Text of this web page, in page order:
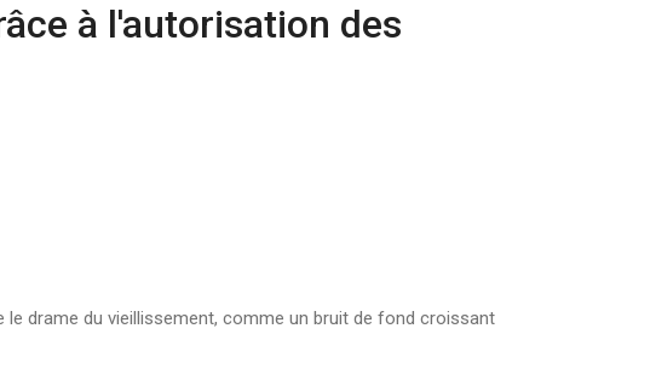
à l'autorisation des
le drame du vieillissement, comme un bruit de fond croissant